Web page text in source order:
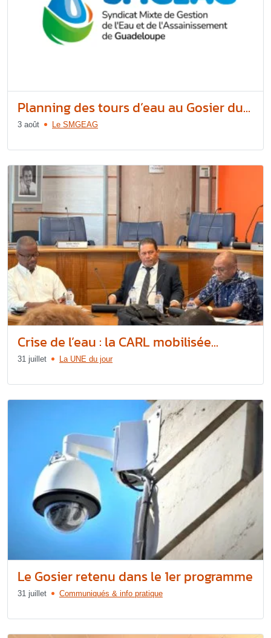
Planning des tours d’eau au Gosier du...
3 août Le SMGEAG
Crise de l’eau : la CARL mobilisée...
31 juillet La UNE du jour
Le Gosier retenu dans le 1er programme
31 juillet Communiqués & info pratique